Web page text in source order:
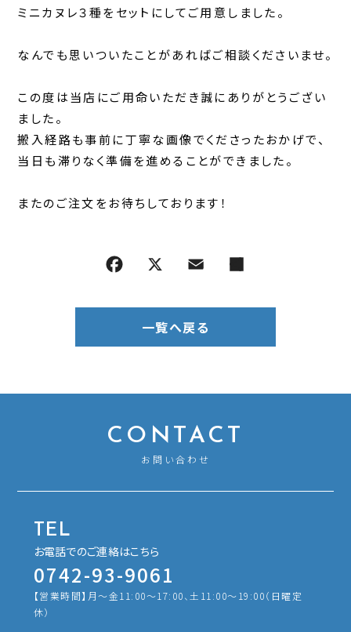
ミニカヌレ３種をセットにしてご用意しました。
なんでも思いついたことがあればご相談くださいませ。
この度は当店にご用命いただき誠にありがとうござい
ました。
搬入経路も事前に丁寧な画像でくださったおかげで、
当日も滞りなく準備を進めることができました。
またのご注文をお待ちしております！
一覧へ戻る
CONTACT
お問い合わせ
TEL
お電話でのご連絡はこちら
0742-93-9061
【営業時間】月〜金11:00～17:00、土11:00〜19:00（日曜定
休）